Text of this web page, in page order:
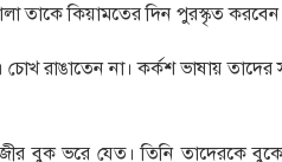
তাকে কিয়ামতের দিন পুরস্কৃত
রাঙাতেন না। কর্কশ ভাষায়
বুক ভরে যেত। তিনি তাদেরকে